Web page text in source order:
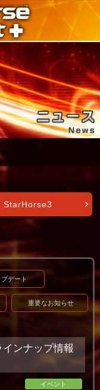
StarHorse3
プデート
重要なお知らせ
インナップ情報
イベント